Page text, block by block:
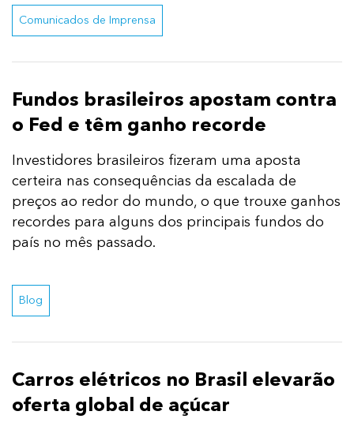
Comunicados de Imprensa
Fundos brasileiros apostam contra
o Fed e têm ganho recorde
Investidores brasileiros fizeram uma aposta
certeira nas consequências da escalada de
preços ao redor do mundo, o que trouxe ganhos
recordes para alguns dos principais fundos do
país no mês passado.
Blog
Carros elétricos no Brasil elevarão
oferta global de açúcar